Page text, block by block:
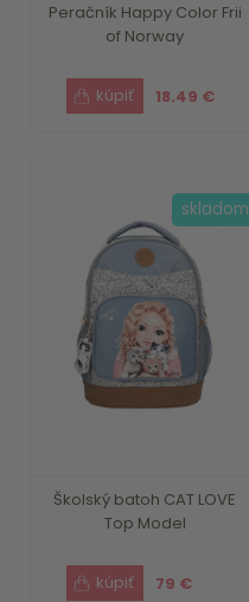
Peračník Happy Color Frii
of Norway
18.49 €
Školský batoh CAT LOVE
Top Model
79 €
skladom